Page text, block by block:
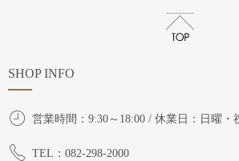
SHOP INFO
営業時間：9:30～18:00 / 休業日：日曜・
TEL：082-298-2000